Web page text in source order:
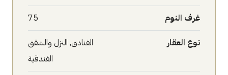
غرف النوم 75
نوع العقار
الفنادق, النزل والشقق
الفندقية